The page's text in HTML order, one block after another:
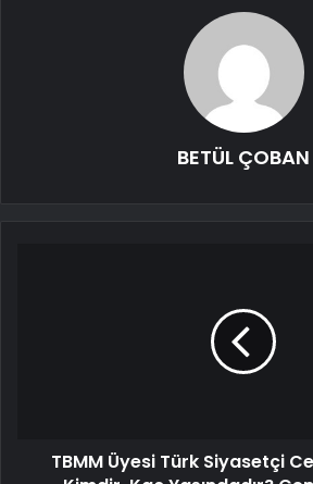
BETÜL ÇOBAN
TBMM Üyesi Türk Siyasetçi